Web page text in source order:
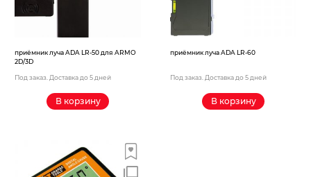
приёмник луча ADA LR-50 для ARMO
2D/3D
Под заказ. Доставка до 5 дней
В корзину
приёмник луча ADA LR-60
Под заказ. Доставка до 5 дней
В корзину